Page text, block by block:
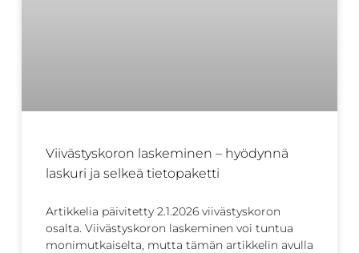
Viivästyskoron laskeminen – hyödynnä
laskuri ja selkeä tietopaketti
Artikkelia päivitetty 2.1.2026 viivästyskoron
osalta. Viivästyskoron laskeminen voi tuntua
monimutkaiselta, mutta tämän artikkelin avulla